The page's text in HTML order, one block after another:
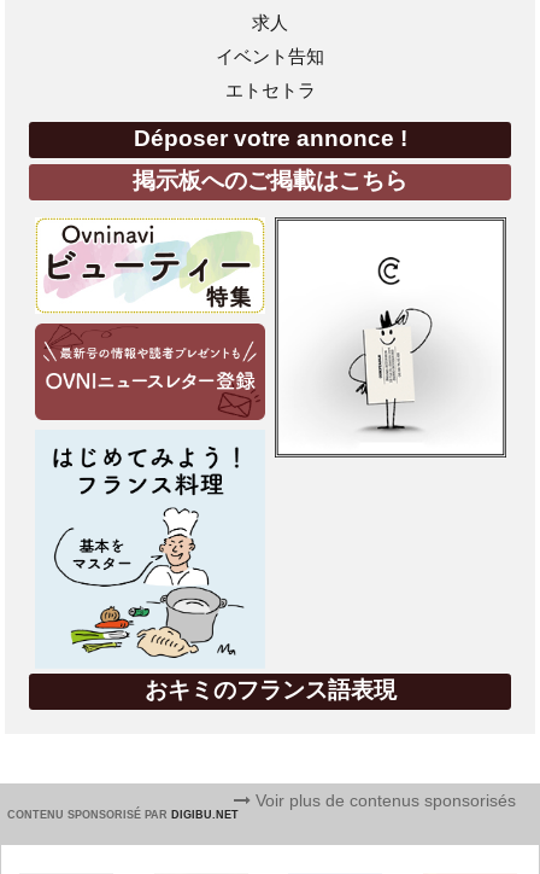
求人
イベント告知
エトセトラ
Déposer votre annonce !
掲示板へのご掲載はこちら
おキミのフランス語表現
CONTENU SPONSORISÉ PAR DIGIBU.NET
Voir plus de contenus sponsorisés